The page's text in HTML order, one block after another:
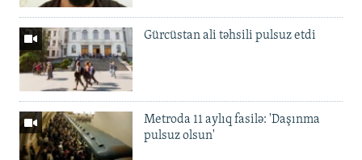
Gürcüstan ali təhsili pulsuz etdi
Metroda 11 aylıq fasilə: 'Daşınma
pulsuz olsun'